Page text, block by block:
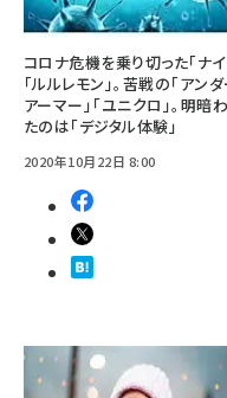
コロナ危機を乗り切った「ナイ
「ルルレモン」。苦戦の「アン
アーマー」「ユニクロ」。明暗
たのは「デジタル体験」
2020年10月22日 8:00